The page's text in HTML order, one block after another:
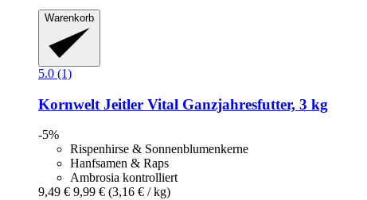
Warenkorb
5.0 (1)
Kornwelt Jeitler Vital Ganzjahresfutter, 3 kg
-5%
Rispenhirse & Sonnenblumenkerne
Hanfsamen & Raps
Ambrosia kontrolliert
9,49 € 9,99 € (3,16 € / kg)